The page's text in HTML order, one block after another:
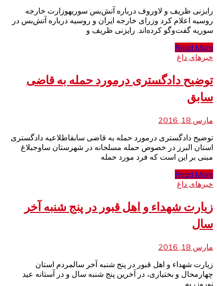
رایزنی ظریف و لاوروف درباره آتش‌بس سوریهوزارت خارجه
روسیه اعلام کرد وزرای خارجه ایران و روسیه درباره آتش‌بس در
سوریه گفت‌وگو کرده‌اند. رایزنی ظریف و
Read More
خبرهای داغ
توضیح دادگستری درمورد حمله به قاضی
سابق
مارس 18, 2016
توضیح دادگستری درمورد حمله به قاضی سابقاطلاعیه دادگستری
استان البرز در خصوص حمله مسلحانه در شهرستان ساوجبلاغ
مبنی بر این است که فرد مورد حمله
Read More
خبرهای داغ
زیارت شهداء و اهل قبور در پنج شنبه آخر
سال
مارس 18, 2016
زیارت شهداء و اهل قبور در پنج شنبه آخر سالمردم استان
چهارمحال و بختیاری، در آخرین پنج شنبه سال و در آستانه عید
نوروز، به